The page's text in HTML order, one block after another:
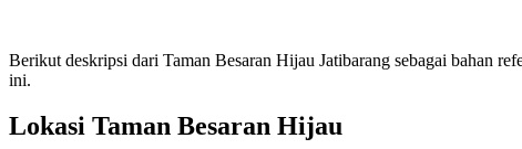
Berikut deskripsi dari Taman Besaran Hijau Jatibarang sebagai bahan
ini.
Lokasi Taman Besaran Hijau